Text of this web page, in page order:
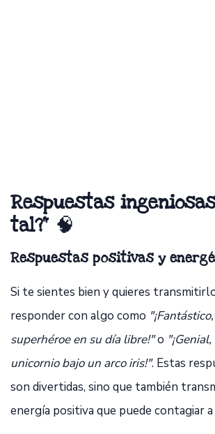
Respuestas
tal?"🧠
Respuestas positivas y
Si te sientes bien y quieres
responder con algo como
superhéroe en su día libre!"o
unicornio bajo un arco iris!". Estas
son divertidas, sino que también
energía positiva que puede contagiar